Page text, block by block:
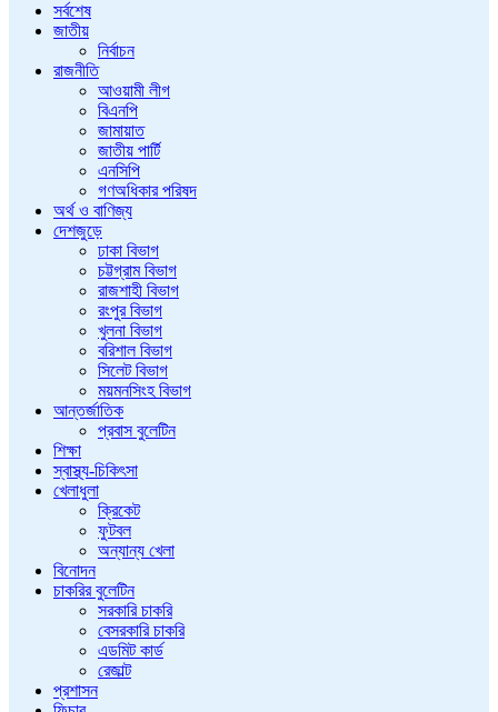
সর্বশেষ
জাতীয়
নির্বাচন
রাজনীতি
আওয়ামী লীগ
বিএনপি
জামায়াত
জাতীয় পার্টি
এনসিপি
গণঅধিকার পরিষদ
অর্থ ও বাণিজ্য
দেশজুড়ে
ঢাকা বিভাগ
চট্টগ্রাম বিভাগ
রাজশাহী বিভাগ
রংপুর বিভাগ
খুলনা বিভাগ
বরিশাল বিভাগ
সিলেট বিভাগ
ময়মনসিংহ বিভাগ
আন্তর্জাতিক
প্রবাস বুলেটিন
শিক্ষা
স্বাস্থ্য-চিকিৎসা
খেলাধুলা
ক্রিকেট
ফুটবল
অন্যান্য খেলা
বিনোদন
চাকরির বুলেটিন
সরকারি চাকরি
বেসরকারি চাকরি
এডমিট কার্ড
রেজাল্ট
প্রশাসন